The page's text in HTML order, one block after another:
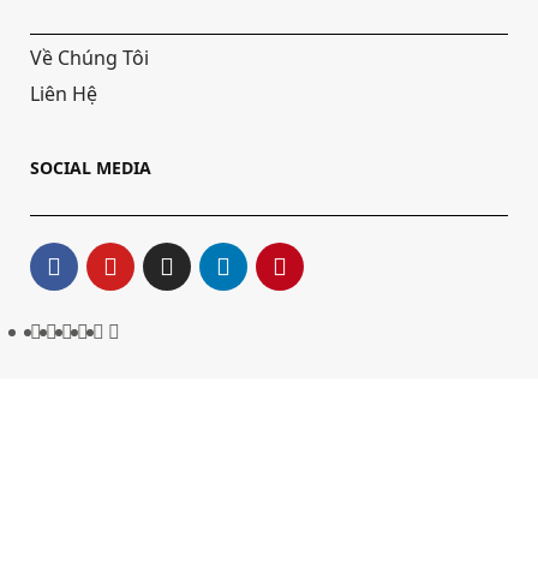
Về Chúng Tôi
Liên Hệ
SOCIAL MEDIA